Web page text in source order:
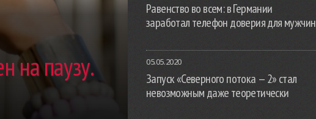
на паузу.
Равенство во всем: в Германии
заработал телефон доверия для мужчин
05.05.2020
Запуск «Северного потока — 2» стал
невозможным даже теоретически